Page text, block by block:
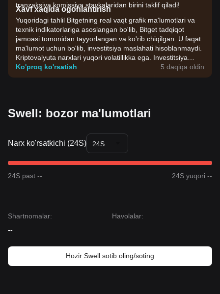
tranzaksiya komissiya stavkalaridan birini taklif qiladi!
Xavf xaqida ogohlantirish
Yuqoridagi tahlil Bitgetning real vaqt grafik ma'lumotlari va
texnik indikatorlariga asoslangan bo'lib, Bitget tadqiqot
jamoasi tomonidan tayyorlangan va ko'rib chiqilgan. U faqat
ma'lumot uchun bo'lib, investitsiya maslahati hisoblanmaydi.
Kriptovalyuta narxlari yuqori volatillikka ega. Investitsiya
qarorlarini o'zingizning riskga chidamliligingiz asosida qabul
qiling.
Ko'proq ko'rsatish 5 daqiqa oldin
Swell: bozor ma'lumotlari
Narx ko'rsatkichi (24S) 24S
24S past -- 24S yuqori --
Shartnomalar:
--
Havolalar:
Hozir Swell sotib oling/soting